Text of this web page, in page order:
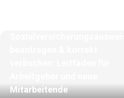
Mitarbeitende